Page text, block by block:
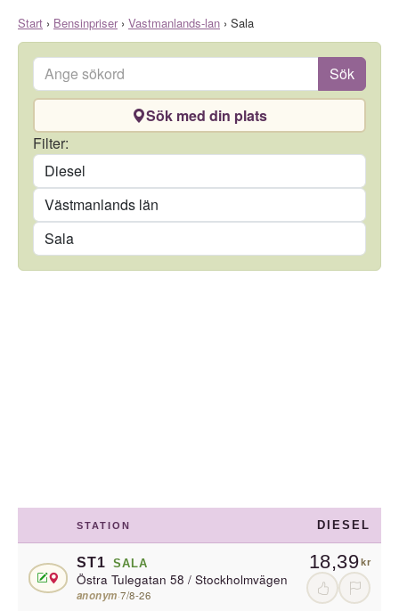
Start › Bensinpriser› Vastmanlands-lan › Sala
Ange sökord Sök
Sök med din plats
Filter:
Län
Kommun
STATION DIESEL
ST1 SALA
Östra Tulegatan 58 / Stockholmvägen
anonym·7/8-26
18,39kr